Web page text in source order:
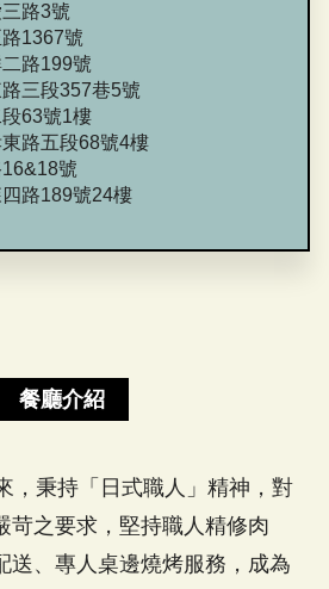
路3號
1367號
路199號
三段357巷5號
63號1樓
路五段68號4樓
號
餐廳介紹
，秉持「日式職人」精神，對
苛之要求，堅持職人精修肉
送、專人桌邊燒烤服務，成為